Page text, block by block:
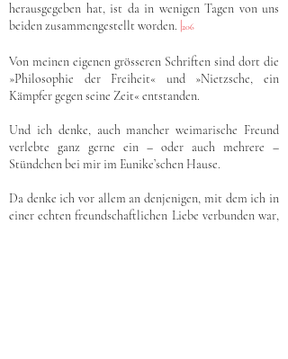
herausgegeben hat, ist da in wenigen Tagen von uns
beiden zusammengestellt worden. 206
Von meinen eigenen grösseren Schriften sind dort die
»Philosophie der Freiheit« und »Nietzsche, ein
Kämpfer gegen seine Zeit« entstanden.
Und ich denke, auch mancher weimarische Freund
verlebte ganz gerne ein – oder auch mehrere –
Stündchen bei mir im Eunike’schen Hause.
Da denke ich vor allem an denjenigen, mit dem ich in
einer echten freundschaftlichen Liebe verbunden war,